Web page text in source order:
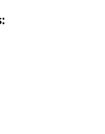
eficiente
e
empresa
soluções de
de
fundação, a
mais de uma
permitindo